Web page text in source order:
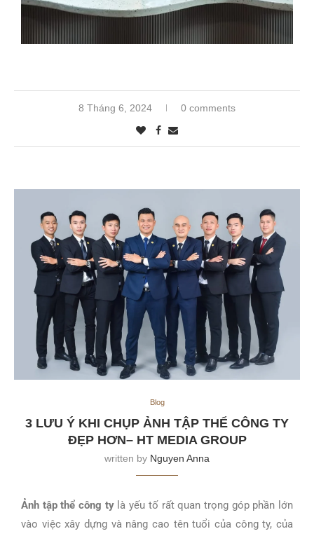
8 Tháng 6, 2024 0 comments
Blog
3 LƯU Ý KHI CHỤP ẢNH TẬP THỂ CÔNG TY
ĐẸP HƠN– HT MEDIA GROUP
written by Nguyen Anna
Ảnh tập thể công tylà yếu tố rất quan trọng góp phần lớn
vào việc xây dựng và nâng cao tên tuổi của công ty, của